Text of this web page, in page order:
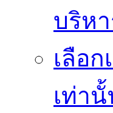
บริห
เลือ
เท่า